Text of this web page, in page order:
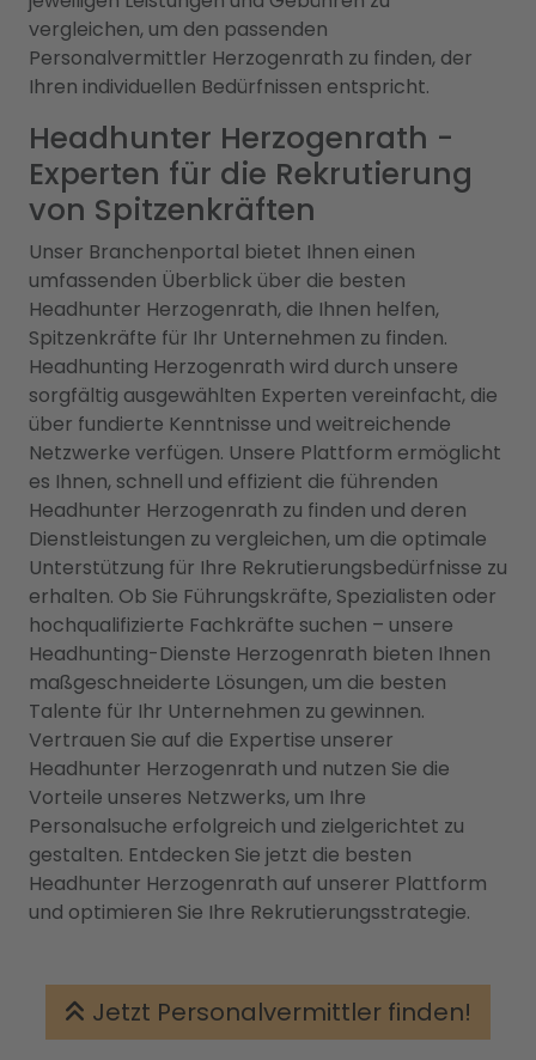
vergleichen, um den passenden
Personalvermittler Herzogenrath zu finden, der
Ihren individuellen Bedürfnissen entspricht.
Headhunter Herzogenrath -
Experten für die Rekrutierung
von Spitzenkräften
Unser Branchenportal bietet Ihnen einen
umfassenden Überblick über die besten
Headhunter Herzogenrath, die Ihnen helfen,
Spitzenkräfte für Ihr Unternehmen zu finden.
Headhunting Herzogenrath wird durch unsere
sorgfältig ausgewählten Experten vereinfacht, die
über fundierte Kenntnisse und weitreichende
Netzwerke verfügen. Unsere Plattform ermöglicht
es Ihnen, schnell und effizient die führenden
Headhunter Herzogenrath zu finden und deren
Dienstleistungen zu vergleichen, um die optimale
Unterstützung für Ihre Rekrutierungsbedürfnisse zu
erhalten. Ob Sie Führungskräfte, Spezialisten oder
hochqualifizierte Fachkräfte suchen – unsere
Headhunting-Dienste Herzogenrath bieten Ihnen
maßgeschneiderte Lösungen, um die besten
Talente für Ihr Unternehmen zu gewinnen.
Vertrauen Sie auf die Expertise unserer
Headhunter Herzogenrath und nutzen Sie die
Vorteile unseres Netzwerks, um Ihre
Personalsuche erfolgreich und zielgerichtet zu
gestalten. Entdecken Sie jetzt die besten
Headhunter Herzogenrath auf unserer Plattform
und optimieren Sie Ihre Rekrutierungsstrategie.
Jetzt Personalvermittler finden!